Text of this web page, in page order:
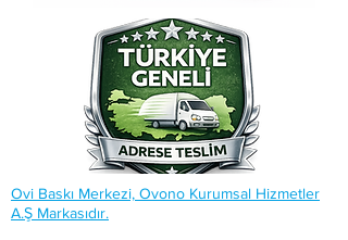
Ovi Baskı Merkezi, Ovono Kurumsal Hizmetler
A.Ş Markasıdır.